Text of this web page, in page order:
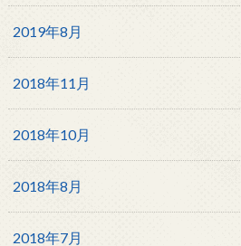
2019年8月
2018年11月
2018年10月
2018年8月
2018年7月